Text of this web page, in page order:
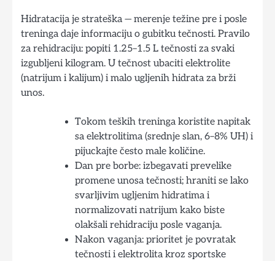
Hidratacija je strateška — merenje težine pre i posle
treninga daje informaciju o gubitku tečnosti. Pravilo
za rehidraciju: popiti 1.25–1.5 L tečnosti za svaki
izgubljeni kilogram. U tečnost ubaciti elektrolite
(natrijum i kalijum) i malo ugljenih hidrata za brži
unos.
Tokom teških treninga koristite napitak
sa elektrolitima (srednje slan, 6–8% UH) i
pijuckajte često male količine.
Dan pre borbe: izbegavati prevelike
promene unosa tečnosti; hraniti se lako
svarljivim ugljenim hidratima i
normalizovati natrijum kako biste
olakšali rehidraciju posle vaganja.
Nakon vaganja: prioritet je povratak
tečnosti i elektrolita kroz sportske